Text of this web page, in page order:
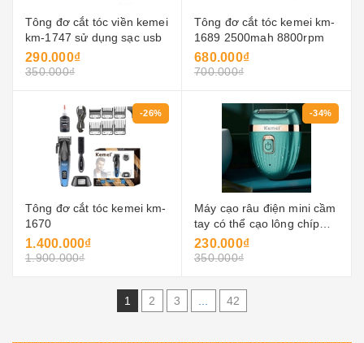
Tông đơ cắt tóc viền kemei
km-1747 sử dụng sạc usb
290.000₫
350.000₫
Tông đơ cắt tóc kemei km-
1689 2500mah 8800rpm
680.000₫
700.000₫
-26%
Tông đơ cắt tóc kemei km-
1670
1.400.000₫
1.900.000₫
-34%
Máy cạo râu điện mini cầm
tay có thể cạo lông chíp
cho phụ nữ km-393
230.000₫
350.000₫
1 2 3 42